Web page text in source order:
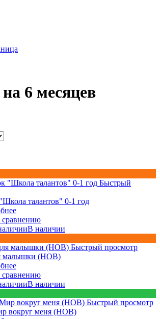
6 месяцев
Быстрый
талантов" 0-1 год
В наличии
Быстрый просмотр
малышки (НОВ)
В наличии
Быстрый просмотр
вокруг меня (НОВ)